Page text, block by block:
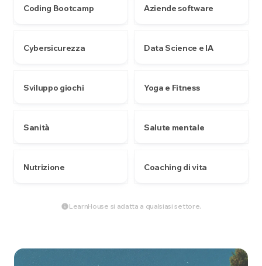
Coding Bootcamp Aziende software
Cybersicurezza Data Science e IA
Sviluppo giochi Yoga e Fitness
Sanità Salute mentale
Nutrizione Coaching di vita
LearnHouse si adatta a qualsiasi settore.